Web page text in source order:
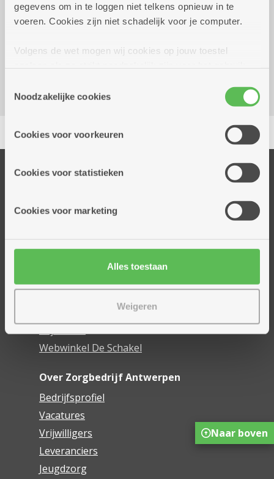
gegevens om in te loggen niet telkens opnieuw in te
voeren. Cookies zijn niet schadelijk voor je computer.
Volgens de wet mogen wij cookies op jouw toestel
cookies hebben we jouw toestemming nodig. Sommige
cookies worden geplaatst door derde partijen die een
informatie over jouw (geanonimiseerd) gebruik van onze
partners kunnen deze gegevens combineren met andere
Noodzakelijke cookies
Cookies voor voorkeuren
Cookies voor statistieken
Cookies voor marketing
Alles toestaan
Weigeren
Reserveer vervoer
Dienstencentrum Huize Berchem
Onze diensten
Dienstencentra
Financieel comfort
Onze innovaties
Webwinkel De Schakel
Over Zorgbedrijf Antwerpen
Bedrijfsprofiel
Vacatures
Vrijwilligers
Leveranciers
Jeugdzorg
Naar boven